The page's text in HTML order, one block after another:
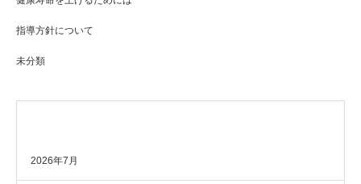
指導方針について
未分類
2026年7月